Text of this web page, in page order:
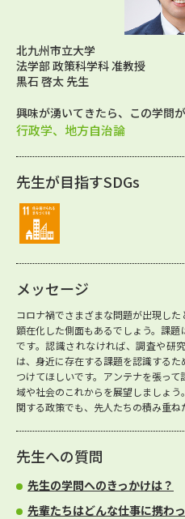
北九州市立大学
法学部 政策科学科 准教授
黒石 啓太 先生
興味が湧いてきたら、この学問
行政学、地方自治論
先生が目指すSDGs
メッセージ
コロナ禍でさまざまな問題が出現し
顕在化した側面もあるでしょう。課
です。認識されなければ、調査や研
は、身近に存在する課題を認識する
つけてほしいです。アンテナを張っ
域や社会のこれからを展望しましょ
関する政策でも、先人たちの積み重ね
先生への質問
先生の学問へのきっかけは？
先輩たちはどんな仕事に携わ